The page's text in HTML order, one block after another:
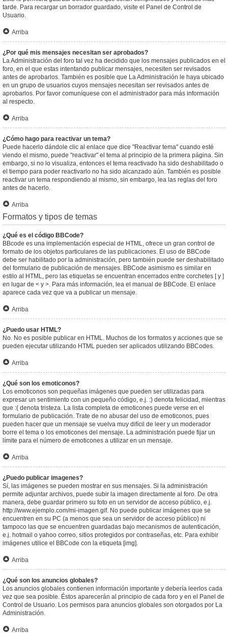
tarde. Para recargar un borrador guardado, visite el Panel de Control de
Usuario.
Arriba
¿Por qué mis mensajes necesitan ser aprobados?
La Administración del foro tal vez ha decidido que los mensajes publicados en el
foro, en el que estas intentando publicar mensajes, necesiten ser revisados
antes de aprobarlos. También es posible que La Administración le haya ubicado
en un grupo de usuarios cuyos mensajes necesitan ser revisados antes de
aprobarlos. Por favor comuníquese con el administrador para más información
al respecto.
Arriba
¿Cómo hago para reactivar un tema?
Puede hacerlo dándole clic al enlace que dice "Reactivar tema" cuando esté
viendo el mismo, puede "reactivar" el tema al principio de la primera página. Sin
embargo, si no lo visualiza, entonces el tema reactivado ha sido deshabilitado o
el tiempo para poder reactivarlo no ha sido alcanzado aún. También es posible
reactivar un tema respondiendo al mismo, sin embargo, lea las reglas del foro
antes de hacerlo.
Arriba
Formatos y tipos de temas
¿Qué es el código BBCode?
BBcode es una implementación especial de HTML, ofrece un gran control de
formato de los objetos particulares de las publicaciones. El uso de BBCode
debe ser habilitado por la administración, pero también puede ser deshabilitado
del formulario de publicación de mensajes. BBCode asimismo es similar en
estilo al HTML, pero las etiquetas se encuentran encerrados entre corchetes [ y ]
en lugar de < y >. Para más información, lea el manual de BBCode. El enlace
aparece cada vez que va a publicar un mensaje.
Arriba
¿Puedo usar HTML?
No. No es posible publicar en HTML. Muchos de los formatos y acciones que se
pueden ejecutar utilizando HTML pueden ser aplicados utilizando BBCodes.
Arriba
¿Qué son los emoticonos?
Los emoticonos son pequeñas imágenes que pueden ser utilizadas para
expresar un sentimiento con un pequeño código, e.j. :) denota felicidad, mientras
que :( denota tristeza. La lista completa de emoticones puede verse en el
formulario de publicación. Trate de no abusar del uso de emoticonos, pues
pueden hacer que un mensaje se vuelva muy difícil de leer y un moderador
borre el tema o los emoticones del mensaje. La administración puede fijar un
límite para el número de emoticones a utilizar en un mensaje.
Arriba
¿Puedo publicar imagenes?
Sí, las imágenes se pueden mostrar en sus mensajes. Si la administración
permite adjuntar archivos, puede subir la imagen directamente al foro. De otra
manera, debe guardar primero su foto en un servidor de acceso público, e.j.
http://www.ejemplo.com/mi-imagen.gif. No puede publicar imágenes que se
encuentren en su PC (a menos que sea un servidor de acceso público) ni
tampoco las que se encuentren guardadas bajo mecanismos de autenticación,
e.j. hotmail o yahoo correo, sitios protegidos por contraseñas, etc. Para exhibir
imágenes utilice el BBCode con la etiqueta [img].
Arriba
¿Qué son los anuncios globales?
Los anuncios globales contienen información importante y debería leerlos cada
vez que sea posible. Éstos aparecerán al principio de cada foro y en el Panel de
Control de Usuario. Los permisos para anuncios globales son otorgados por La
Administración.
Arriba